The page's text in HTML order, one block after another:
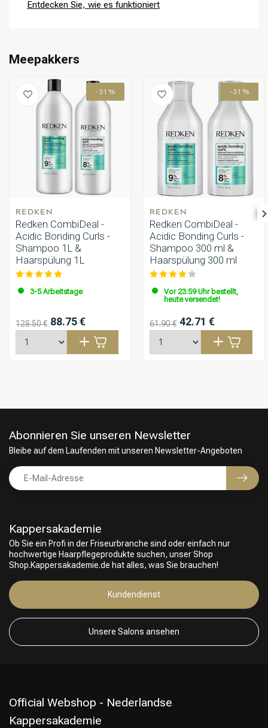
Friseurwahl
Entdecken Sie, wie es funktioniert
Meepakkers
-31%
REDKEN
Redken CombiDeal -
Acidic Bonding Curls -
Shampoo 1L &
Haarspülung 1L
3-5 Arbeitstage
128.50 € 88.75 €
-31%
REDKEN
Redken CombiDeal -
Acidic Bonding Curls -
Shampoo 300 ml &
Haarspülung 300 ml
Vor 23:59 Uhr bestellt,
heute versendet!
61.90 € 42.71 €
Kappersakademie
Ob Sie ein Profi in der Friseurbranche sind oder einfach nur
hochwertige Haarpflegeprodukte suchen, unser Shop
Shop.Kappersakademie.de hat alles, was Sie brauchen!
Kundendienst
Unsere Salons ansehen
Abonnieren Sie unseren Newsletter
Bleibe auf dem Laufenden mit unseren Newsletter-Angeboten
Official Webshop - Nederlandse
Kappersakademie